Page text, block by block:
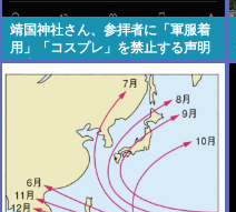
靖国神社さん、参拝者に「軍服着
用」「コスプレ」を禁止する声明
を出してしまうwww